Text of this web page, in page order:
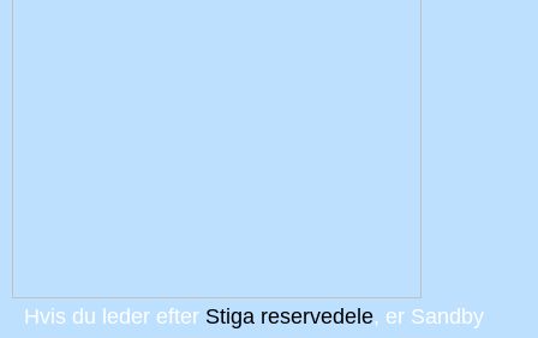
Hvis du leder efter Stiga reservedele, er Sandby